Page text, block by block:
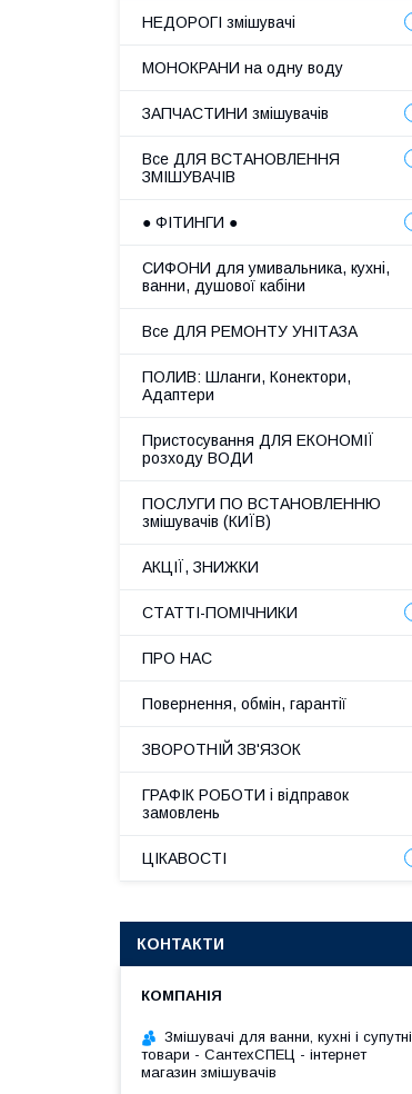
НЕДОРОГІ змішувачі
МОНОКРАНИ на одну воду
ЗАПЧАСТИНИ змішувачів
Все ДЛЯ ВСТАНОВЛЕННЯ
ЗМІШУВАЧІВ
● ФІТИНГИ ●
СИФОНИ для умивальника, кухні,
ванни, душової кабіни
Все ДЛЯ РЕМОНТУ УНІТАЗА
ПОЛИВ: Шланги, Конектори,
Адаптери
Пристосування ДЛЯ ЕКОНОМІЇ
розходу ВОДИ
ПОСЛУГИ ПО ВСТАНОВЛЕННЮ
змішувачів (КИЇВ)
АКЦІЇ, ЗНИЖКИ
СТАТТІ-ПОМІЧНИКИ
ПРО НАС
Повернення, обмін, гарантії
ЗВОРОТНІЙ ЗВ'ЯЗОК
ГРАФІК РОБОТИ і відправок
замовлень
ЦІКАВОСТІ
КОНТАКТИ
Змішувачі для ванни, кухні і супутні
товари - СантехСПЕЦ - інтернет
магазин змішувачів